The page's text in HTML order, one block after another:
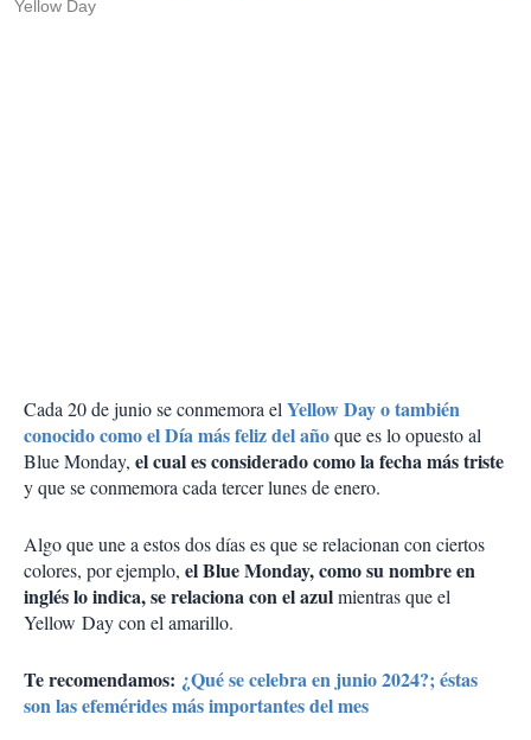
Yellow Day
Cada 20 de junio se conmemora elYellow Day o también
conocido como el Día más feliz del añoque es lo opuesto al
Blue Monday, el cual es considerado como la fecha más triste
y que se conmemora cada tercer lunes de enero.
Algo que une a estos dos días es que se relacionan con ciertos
colores, por ejemplo, el Blue Monday, como su nombre en
inglés lo indica, se relaciona con el azulmientras que el
Yellow Day con el amarillo.
Te recomendamos: ¿Qué se celebra en junio 2024?; éstas
son las efemérides más importantes del mes